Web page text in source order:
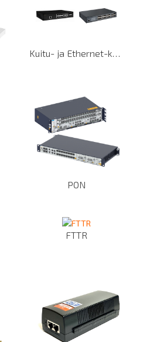
PON
FTTR